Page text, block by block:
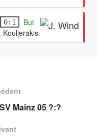
0:1
But
Koulierakis
Mainz 05 ?:?